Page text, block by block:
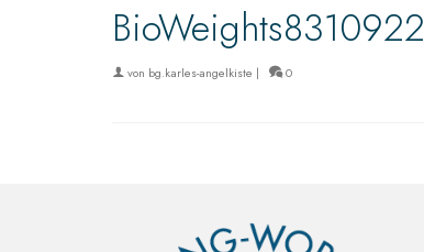
BioWeights8310922
von bg.karles-angelkiste | 0